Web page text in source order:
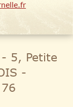
5, Petite
-